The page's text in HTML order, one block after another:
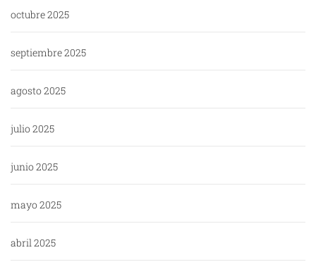
octubre 2025
septiembre 2025
agosto 2025
julio 2025
junio 2025
mayo 2025
abril 2025